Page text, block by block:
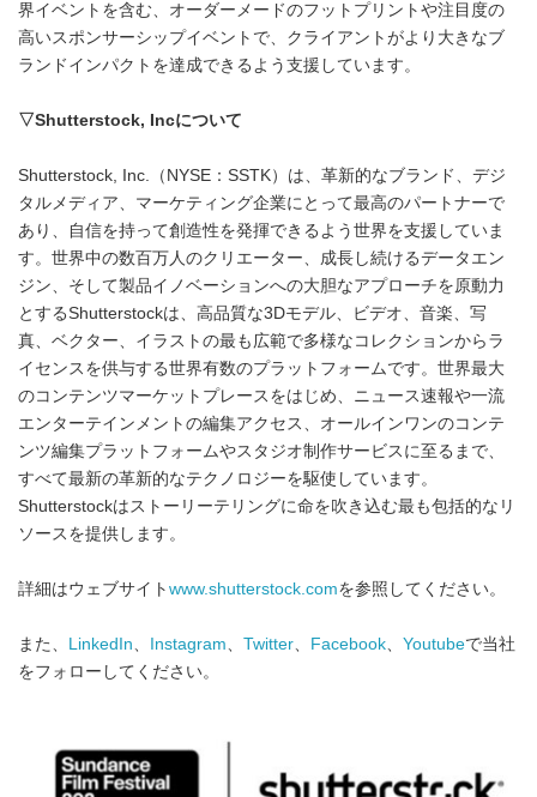
界イベントを含む、オーダーメードのフットプリントや注目度の
高いスポンサーシップイベントで、クライアントがより大きなブ
ランドインパクトを達成できるよう支援しています。
▽Shutterstock, Incについて
Shutterstock, Inc.（NYSE：SSTK）は、革新的なブランド、デジ
タルメディア、マーケティング企業にとって最高のパートナーで
あり、自信を持って創造性を発揮できるよう世界を支援していま
す。世界中の数百万人のクリエーター、成長し続けるデータエン
ジン、そして製品イノベーションへの大胆なアプローチを原動力
とするShutterstockは、高品質な3Dモデル、ビデオ、音楽、写
真、ベクター、イラストの最も広範で多様なコレクションからラ
イセンスを供与する世界有数のプラットフォームです。世界最大
のコンテンツマーケットプレースをはじめ、ニュース速報や一流
エンターテインメントの編集アクセス、オールインワンのコンテ
ンツ編集プラットフォームやスタジオ制作サービスに至るまで、
すべて最新の革新的なテクノロジーを駆使しています。
Shutterstockはストーリーテリングに命を吹き込む最も包括的なリ
ソースを提供します。
詳細はウェブサイト www.shutterstock.comを参照してください。
また、 LinkedIn、 Instagram、 Twitter、 Facebook、 Youtubeで当社
をフォローしてください。